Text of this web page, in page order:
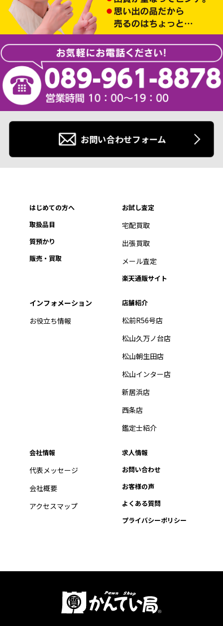
お問い合わせフォーム
はじめての方へ
取扱品目
質預かり
販売・買取
お試し査定
宅配買取
出張買取
メール査定
楽天通販サイト
インフォメーション
お役立ち情報
店舗紹介
松前R56号店
松山久万ノ台店
松山朝生田店
松山インター店
新居浜店
西条店
鑑定士紹介
会社情報
代表メッセージ
会社概要
アクセスマップ
求人情報
お問い合わせ
お客様の声
よくある質問
プライバシーポリシー